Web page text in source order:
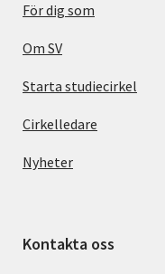
För dig som
Om SV
Starta studiecirkel
Cirkelledare
Nyheter
Kontakta oss